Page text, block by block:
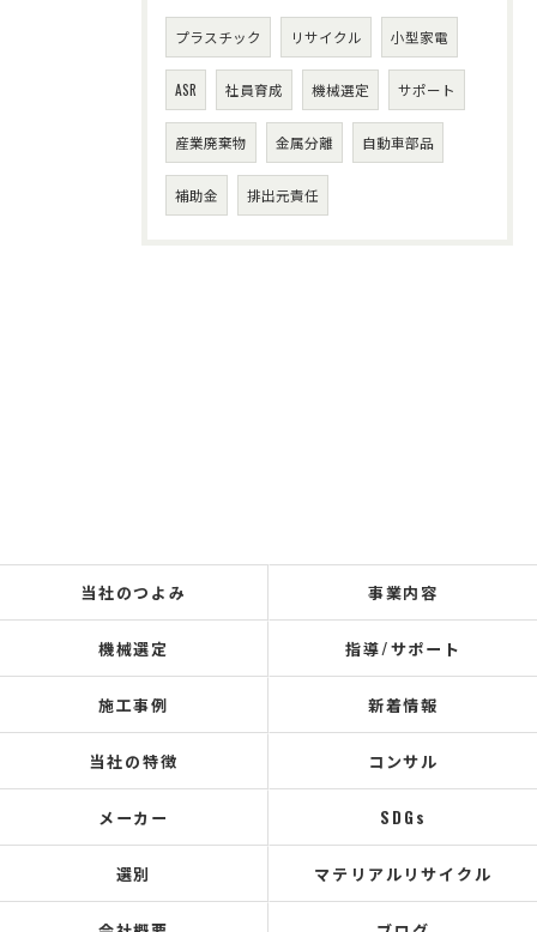
プラスチック リサイクル 小型家電
ASR 社員育成 機械選定 サポート
産業廃棄物 金属分離 自動車部品
補助金 排出元責任
当社のつよみ 事業内容
機械選定 指導/サポート
施工事例 新着情報
当社の特徴 コンサル
メーカー SDGs
選別 マテリアルリサイクル